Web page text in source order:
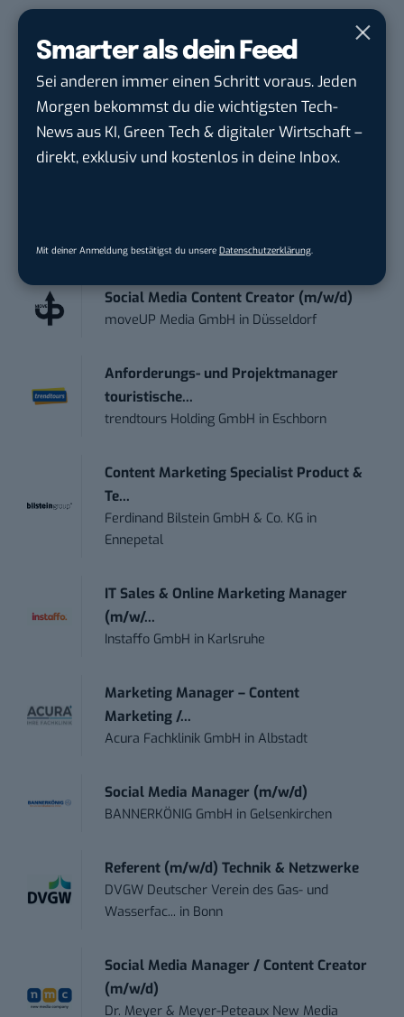
Smarter als dein Feed
Sei anderen immer einen Schritt voraus. Jeden
Morgen bekommst du die wichtigsten Tech-
News aus KI, Green Tech & digitaler Wirtschaft –
direkt, exklusiv und kostenlos in deine Inbox.
Mit deiner Anmeldung bestätigst du unsere Datenschutzerklärung
Du möchtest nicht abgehängt werden, wenn es um
KI, Green Tech und die Tech-Themen von Morgen
geht? Über 12.000 smarte Leser bekommen jeden
Tag UPDATE, unser Tech-Briefing mit den
wichtigsten News des Tages – und sichern sich
damit ihren Vorsprung.
STELLENANZEIGEN
Social Media Content Creator (m/w/d)
moveUP Media GmbH in Düsseldorf
Anforderungs- und Projektmanager
touristische...
trendtours Holding GmbH in Eschborn
Content Marketing Specialist Product &
Te...
Ferdinand Bilstein GmbH & Co. KG in
Ennepetal
IT Sales & Online Marketing Manager
(m/w/...
Instaffo GmbH in Karlsruhe
Marketing Manager – Content
Marketing /...
Acura Fachklinik GmbH inAlbstadt
Social Media Manager (m/w/d)
BANNERKÖNIG GmbH in Gelsenkirchen
Referent (m/w/d) Technik & Netzwerke
DVGW Deutscher Verein des Gas- und
Wasserfac... in Bonn
Social Media Manager / Content Creator
(m/w/d)
Dr. Meyer & Meyer-Peteaux New Media